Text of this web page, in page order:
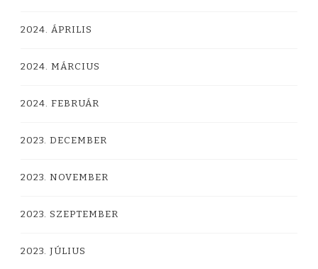
2024. ÁPRILIS
2024. MÁRCIUS
2024. FEBRUÁR
2023. DECEMBER
2023. NOVEMBER
2023. SZEPTEMBER
2023. JÚLIUS